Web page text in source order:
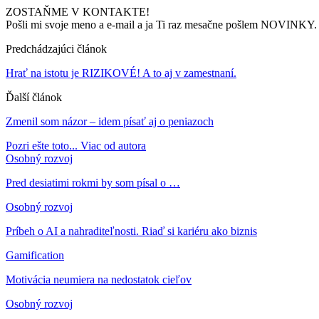
ZOSTAŇME V KONTAKTE!
Pošli mi svoje meno a e-mail a ja Ti raz mesačne pošlem
Predchádzajúci článok
Hrať na istotu je RIZIKOVÉ! A to aj v zamestnaní.
Ďalší článok
Zmenil som názor – idem písať aj o peniazoch
Pozri ešte toto... Viac od autora
Osobný rozvoj
Pred desiatimi rokmi by som písal o …
Osobný rozvoj
Príbeh o AI a nahraditeľnosti. Riaď si kariéru ako biznis
Gamification
Motivácia neumiera na nedostatok cieľov
Osobný rozvoj